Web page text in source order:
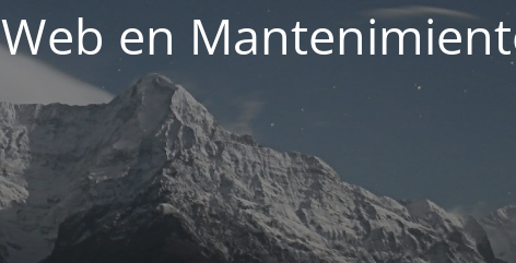
Web en